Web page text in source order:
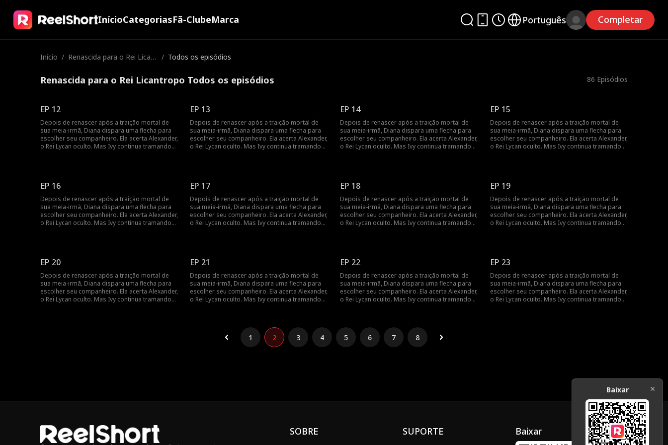
InícioCategoriasFã-ClubeMarca Português Completar
Início / Renascida para o Rei Licant
/ Todos os episódios
Renascida para o Rei Licantropo Todos os episódios 86 Episódios
EP 12
Depois de renascer após a traição mortal de
sua meia-irmã, Diana dispara uma flecha para
escolher seu companheiro. Ela acerta Alexander,
o Rei Lycan oculto. Mas Ivy continua tramando
EP 13
Depois de renascer após a traição mortal de
sua meia-irmã, Diana dispara uma flecha para
escolher seu companheiro. Ela acerta Alexander,
o Rei Lycan oculto. Mas Ivy continua tramando
EP 14
Depois de renascer após a traição mortal de
sua meia-irmã, Diana dispara uma flecha para
escolher seu companheiro. Ela acerta Alexander,
o Rei Lycan oculto. Mas Ivy continua tramando
EP 15
Depois de renascer após a traição mortal de
sua meia-irmã, Diana dispara uma flecha para
escolher seu companheiro. Ela acerta Alexander,
o Rei Lycan oculto. Mas Ivy continua tramando
EP 16
Depois de renascer após a traição mortal de
sua meia-irmã, Diana dispara uma flecha para
escolher seu companheiro. Ela acerta Alexander,
o Rei Lycan oculto. Mas Ivy continua tramando
EP 17
Depois de renascer após a traição mortal de
sua meia-irmã, Diana dispara uma flecha para
escolher seu companheiro. Ela acerta Alexander,
o Rei Lycan oculto. Mas Ivy continua tramando
EP 18
Depois de renascer após a traição mortal de
sua meia-irmã, Diana dispara uma flecha para
escolher seu companheiro. Ela acerta Alexander,
o Rei Lycan oculto. Mas Ivy continua tramando
EP 19
Depois de renascer após a traição mortal de
sua meia-irmã, Diana dispara uma flecha para
escolher seu companheiro. Ela acerta Alexander,
o Rei Lycan oculto. Mas Ivy continua tramando
EP 20
Depois de renascer após a traição mortal de
sua meia-irmã, Diana dispara uma flecha para
escolher seu companheiro. Ela acerta Alexander,
o Rei Lycan oculto. Mas Ivy continua tramando
EP 21
Depois de renascer após a traição mortal de
sua meia-irmã, Diana dispara uma flecha para
escolher seu companheiro. Ela acerta Alexander,
o Rei Lycan oculto. Mas Ivy continua tramando
EP 22
Depois de renascer após a traição mortal de
sua meia-irmã, Diana dispara uma flecha para
escolher seu companheiro. Ela acerta Alexander,
o Rei Lycan oculto. Mas Ivy continua tramando
EP 23
Depois de renascer após a traição mortal de
sua meia-irmã, Diana dispara uma flecha para
escolher seu companheiro. Ela acerta Alexander,
o Rei Lycan oculto. Mas Ivy continua tramando
1 2 3 4 5 6 7 8
SOBRE SUPORTE Baixar
Baixar